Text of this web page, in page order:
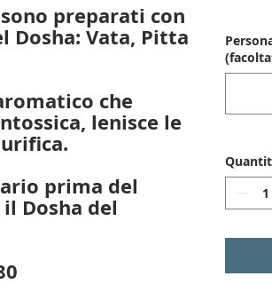
preparati con
Dosha: Vata, Pitta
che
lenisce le
prima del
Dosha del